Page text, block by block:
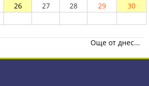
26 27 28 29
30
Още от днес...